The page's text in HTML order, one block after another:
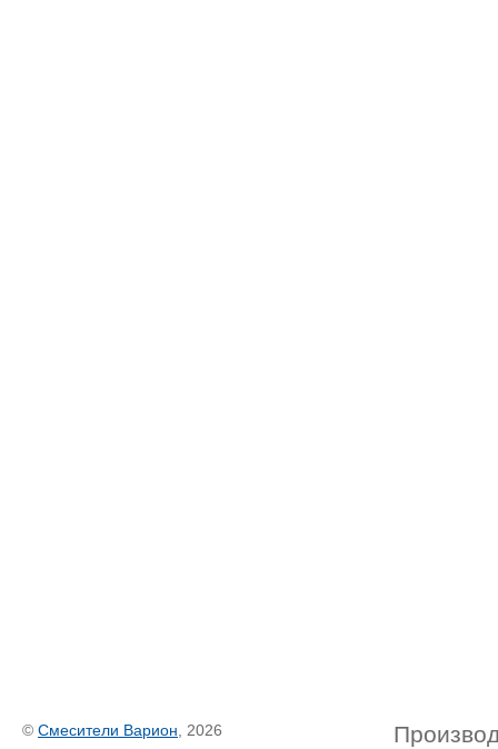
© Смесители Варион , 2026